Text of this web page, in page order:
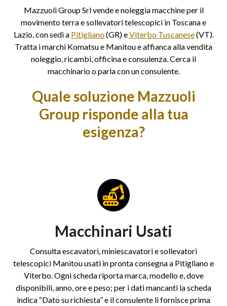
Mazzuoli Group Srl vende e noleggia macchine per il
movimento terra e sollevatori telescopici in Toscana e
Lazio, con sedi a Pitigliano(GR) eViterbo Tuscanese(VT).
Tratta i marchi Komatsu e Manitou e affianca alla vendita
noleggio, ricambi, officina e consulenza. Cerca il
macchinario o parla con un consulente.
Quale soluzione Mazzuoli
Group risponde alla tua
esigenza?
Macchinari Usati
Consulta escavatori, miniescavatori e sollevatori
telescopici Manitou usati in pronta consegna a Pitigliano e
Viterbo. Ogni scheda riporta marca, modello e, dove
disponibili, anno, ore e peso; per i dati mancanti la scheda
indica “Dato su richiesta” e il consulente li fornisce prima